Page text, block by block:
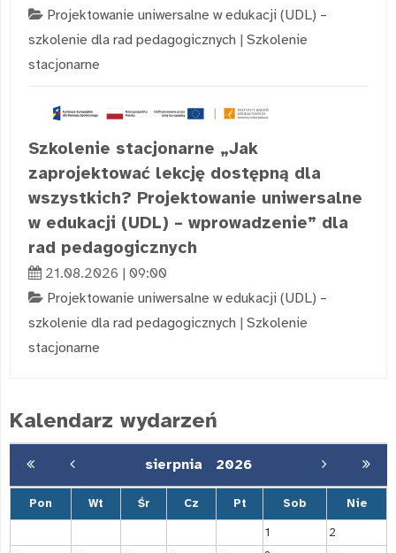
Projektowanie uniwersalne w edukacji (UDL) –
szkolenie dla rad pedagogicznych | Szkolenie
stacjonarne
Szkolenie stacjonarne „Jak
zaprojektować lekcję dostępną dla
wszystkich? Projektowanie uniwersalne
w edukacji (UDL) – wprowadzenie” dla
rad pedagogicznych
21.08.2026 | 09:00
Projektowanie uniwersalne w edukacji (UDL) –
szkolenie dla rad pedagogicznych | Szkolenie
stacjonarne
Kalendarz wydarzeń
sierpnia 2026
Pon Wt Śr Cz Pt Sob Nie
1
2